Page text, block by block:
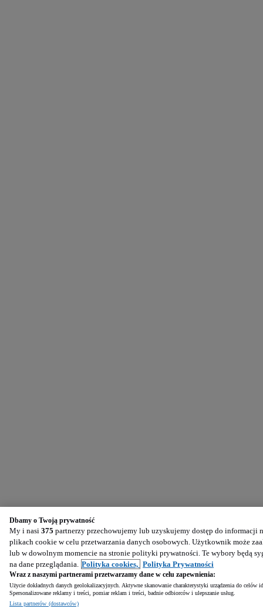
Dbamy o Twoją prywatność
My i nasi 375 partnerzy przechowujemy lub uzyskujemy dostęp do
plikach cookie w celu przetwarzania danych osobowych. Użytkownik może
lub w dowolnym momencie na stronie polityki prywatności. Te wybory będą
na dane przeglądania. Polityka cookies, Polityka Prywatności
Wraz z naszymi partnerami przetwarzamy dane w celu zapewnienia:
Użycie dokładnych danych geolokalizacyjnych. Aktywne skanowanie charakterystyki urządzenia do
Spersonalizowane reklamy i treści, pomiar reklam i treści, badnie odbiorców i ulepszanie usług.
Lista partnerów (dostawców)